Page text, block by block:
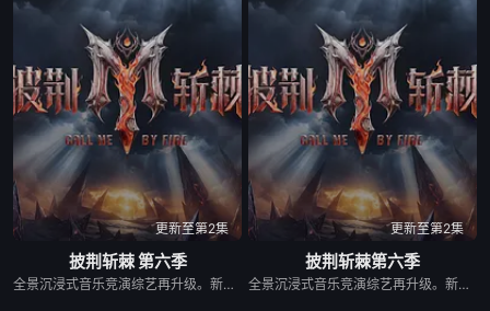
更新至第2集
披荆斩棘 第六季
全景沉浸式音乐竞演综艺再升级。新一季在延续经典的同时，将有全新的30位破局者，集结于此，他们来自不同疆域:荧幕传奇x舞台王者x跨界先锋x国际面孔……一场关于“男性力量”的重新定义，打破传统男性叙事框架，构建这个时代最丰富的男性样本图鉴。 2025年10月28日，该节目入选2025芒果秋季招商大会2026综艺片单。
更新至第2集
披荆斩棘第六季
全景沉浸式音乐竞演综艺再升级。新一季在延续经典的同时，将有全新的30位破局者，集结于此，他们来自不同疆域:荧幕传奇x舞台王者x跨界先锋x国际面孔……一场关于“男性力量”的重新定义，打破传统男性叙事框架，构建这个时代最丰富的男性样本图鉴。 &nbsp; &nbsp; &nbsp; &nbsp; &nbsp; &nbsp; &nbsp; &nbsp; &nbsp; &nbsp; &nbsp; &nbsp; &nbsp; &nbsp; &nbsp; &nbsp; &nbsp; &nbsp; &nbsp; &nbsp; &nbsp; &nbsp; &nbsp; &nbsp; &nbsp; &nbsp; &nbsp; &nbsp; &nbsp; &nbsp; &nbsp; &nbsp; &nbsp; &nbsp; &nbsp; 2025年10月28日，该节目入选2025芒果秋季招商大会2026综艺片单。